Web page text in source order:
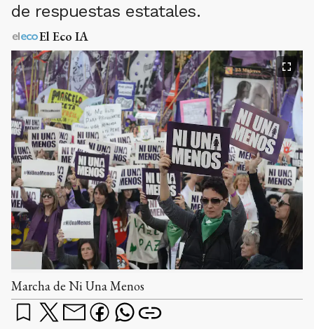
de respuestas estatales.
El Eco IA
Marcha de Ni Una Menos